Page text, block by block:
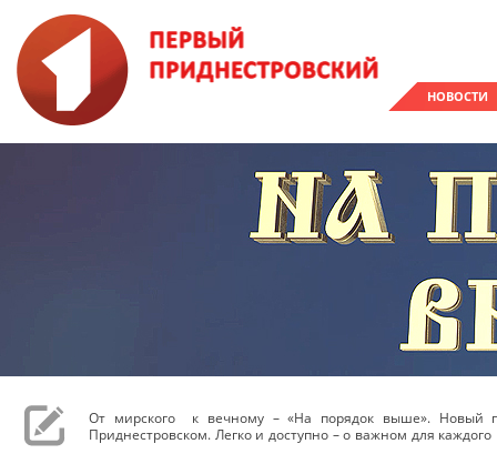
НОВОСТИ
От мирского к вечному – «На порядок выше». Новый
Приднестровском. Легко и доступно – о важном для каждого